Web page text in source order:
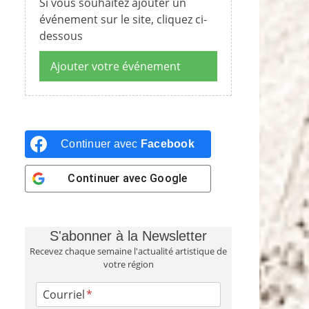
événement sur le site, cliquez ci-
dessous
Ajouter votre événement
Continuer avec Facebook
Continuer avec Google
S'abonner à la Newsletter
Recevez chaque semaine l'actualité artistique de
votre région
Courriel